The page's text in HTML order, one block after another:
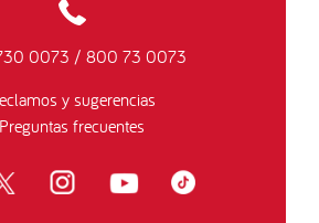
0073 / 800 73 0073
y sugerencias
Preguntas frecuentes